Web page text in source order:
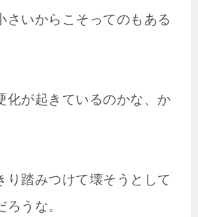
さいからこそってのもある
化が起きているのかな、か
り踏みつけて壊そうとして
うな。